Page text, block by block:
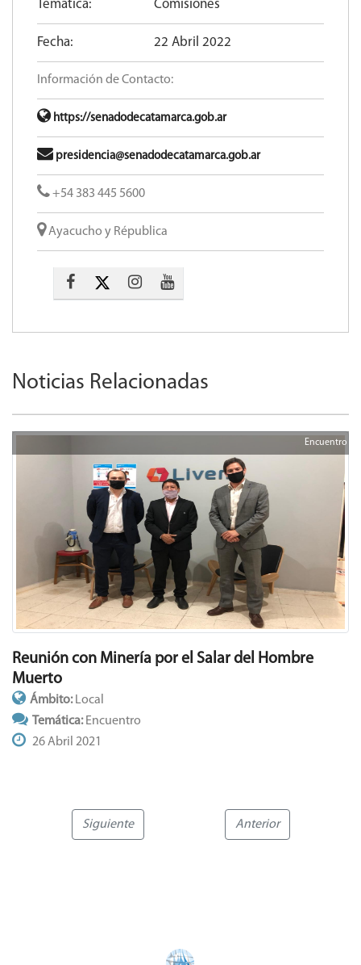
Temática: Comisiones
Fecha: 22 Abril 2022
Información de Contacto:
https://senadodecatamarca.gob.ar
presidencia@senadodecatamarca.gob.ar
+54 383 445 5600​
Ayacucho y Républica
Noticias Relacionadas
Encuentro
Reunión con Minería por el Salar del Hombre
Muerto
Ámbito:Local
Temática:Encuentro
26 Abril 2021
Siguiente Anterior